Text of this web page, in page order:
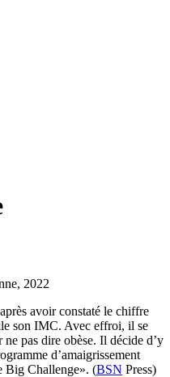
2022
avoir constaté le chiffre
son IMC. Avec effroi, il se
pas dire obèse. Il décide d’y
d’amaigrissement
Big Challenge». (BSN Press)